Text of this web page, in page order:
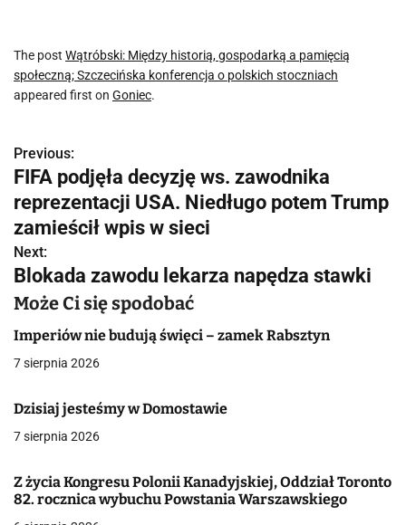
The post Wątróbski: Między historią, gospodarką a pamięcią
społeczną; Szczecińska konferencja o polskich stoczniach
appeared first on Goniec.
N
a
w
i
g
a
c
j
a
p
Previous:
FIFA podjęła decyzję ws. zawodnika
reprezentacji USA. Niedługo potem Trump
zamieścił wpis w sieci
Next:
Blokada zawodu lekarza napędza stawki
Może Ci się spodobać
Imperiów nie budują święci – zamek Rabsztyn
7 sierpnia 2026
Dzisiaj jesteśmy w Domostawie
7 sierpnia 2026
Z życia Kongresu Polonii Kanadyjskiej, Oddział Toronto
82. rocznica wybuchu Powstania Warszawskiego